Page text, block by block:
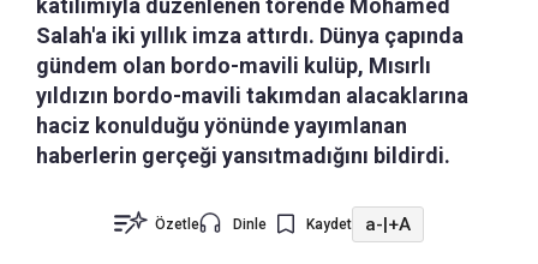
katılımıyla düzenlenen törende Mohamed
Salah'a iki yıllık imza attırdı. Dünya çapında
gündem olan bordo-mavili kulüp, Mısırlı
yıldızın bordo-mavili takımdan alacaklarına
haciz konulduğu yönünde yayımlanan
haberlerin gerçeği yansıtmadığını bildirdi.
Özetle Dinle Kaydet a-|+A